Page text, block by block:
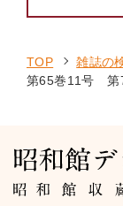
TOP 雑誌の
第65巻11号 第